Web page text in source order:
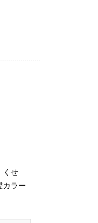
くせ
カラー